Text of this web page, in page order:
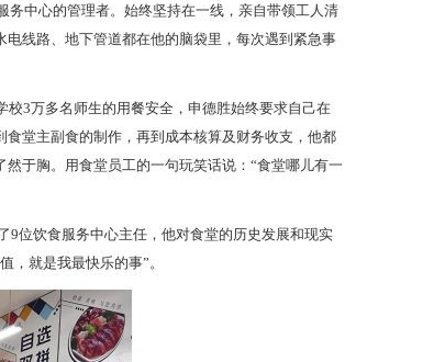
中心的管理者。始终坚持在一线，亲自带领工人清
线路、地下管道都在他的脑袋里，每次遇到紧急事
3万多名师生的用餐安全，申德胜始终要求自己在
堂主副食的制作，再到成本核算及财务收支，他都
于胸。用食堂员工的一句玩笑话说：“食堂哪儿有一
9位饮食服务中心主任，他对食堂的历史发展和现实
，就是我最快乐的事”。